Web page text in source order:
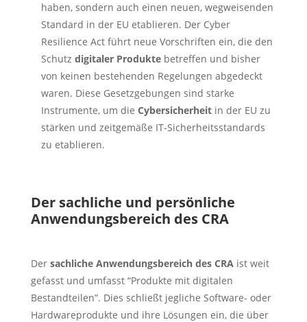
haben, sondern auch einen neuen, wegweisenden
Standard in der EU etablieren. Der Cyber
Resilience Act führt neue Vorschriften ein, die den
Schutz digitaler Produktebetreffen und bisher
von keinen bestehenden Regelungen abgedeckt
waren. Diese Gesetzgebungen sind starke
Instrumente, um die Cybersicherheitin der EU zu
stärken und zeitgemäße IT-Sicherheitsstandards
zu etablieren.
Der sachliche und persönliche
Anwendungsbereich des CRA
Der sachliche Anwendungsbereich des CRA ist weit
gefasst und umfasst “Produkte mit digitalen
Bestandteilen”. Dies schließt jegliche Software- oder
Hardwareprodukte und ihre Lösungen ein, die über